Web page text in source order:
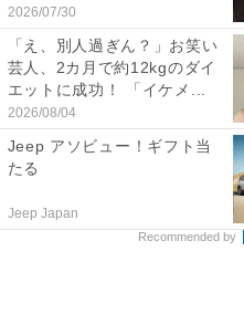
前...
2026/07/30
「え、別人過ぎん？」お笑い
芸人、2カ月で約12kgのダイ
エットに成功！ 「イケメ...
2026/08/04
Jeep アソビュー！ギフト当
たる
Jeep Japan
Recommended by